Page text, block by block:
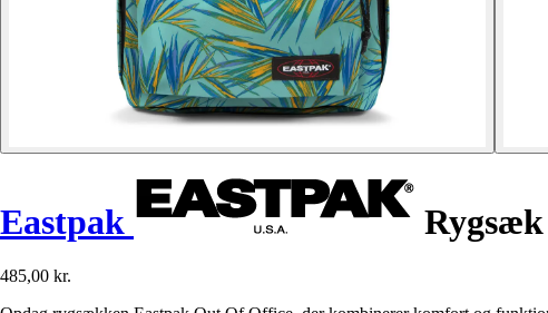
Eastpak
485,00 kr.